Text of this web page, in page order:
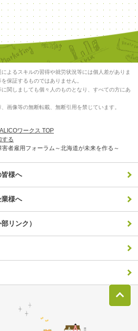
よるスキルの習得や就労状況等には個人差がありま
保証するものではありません。
関しましても個々人のものとなり、すべての方にあ
画像等の無断転載、無断引用を禁じています。
ワークス TOP
する
害者雇用フォーラム～北海道が未来を作る～
皆様へ
業様へ
リンク）